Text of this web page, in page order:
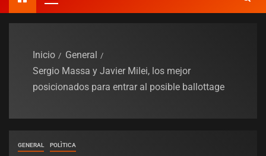
Inicio
General
Sergio Massa y Javier Milei, los mejor
posicionados para entrar al posible ballottage
GENERAL POLÌTICA